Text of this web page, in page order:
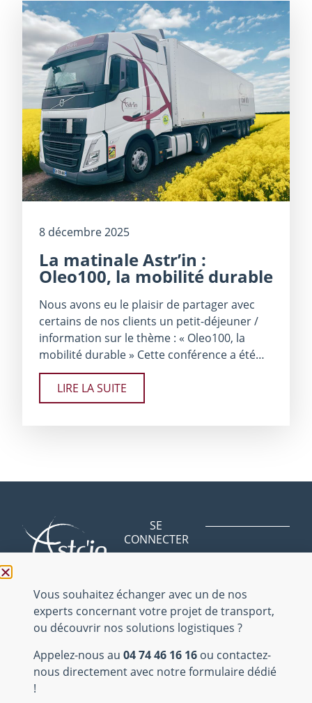
8 décembre 2025
La matinale Astr’​in :
Oleo100, la mobilité durable
Nous avons eu le plaisir de partager avec
certains de nos clients un petit-déjeuner /
information sur le thème : « Oleo100, la
mobilité durable » Cette conférence a été…
LIRE LA SUITE
SE
CONNECTER
CONTACTER
NOUS
REJOINDRE
Avenue des
01150 Saint
Vulbas
04 74 46 16 16
Mentions
légales
Vous souhaitez échanger avec un de nos
experts concernant votre projet de transport,
ou découvrir nos solutions logistiques ?
Appelez-nous au 04 74 46 16 16 ou contactez-
nous directement avec notre formulaire dédié
!